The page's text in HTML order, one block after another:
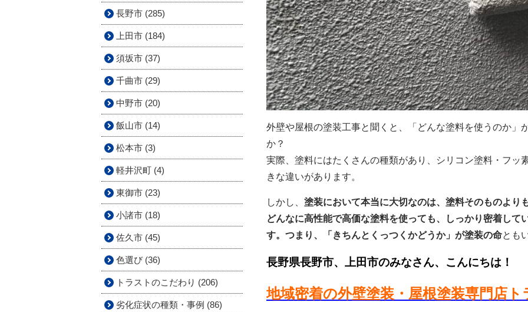
外壁や屋根の塗装工事と聞くと、「どんな塗料を使うのか」
か？
実際、塗料にはたくさんの種類があり、シリコン塗料・フッ
きな違いがあります。
しかし、 塗装において本当に大切なのは、塗料そのものより
どんなに高性能で高価な塗料を使っても、しっかり密着して
す。つまり、「きちんとくっつくかどうか」が塗装の命とも
長野県長野市、上田市のみなさん、こんにちは！
地域密着の外壁塗装・屋根塗装専門店ト
長野市 (285)
上田市 (184)
須坂市 (37)
千曲市 (29)
中野市 (20)
飯山市 (14)
松本市 (3)
軽井沢町 (4)
東御市 (23)
小諸市 (18)
佐久市 (45)
色選び (36)
トラストのこだわり (206)
劣化症状の種類・事例 (86)